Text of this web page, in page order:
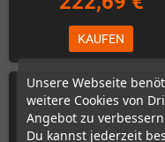
Unsere Webseite
weitere Cookies von
Angebot zu
Du kannst jederzeit
KAUFEN